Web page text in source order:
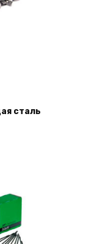
сталь